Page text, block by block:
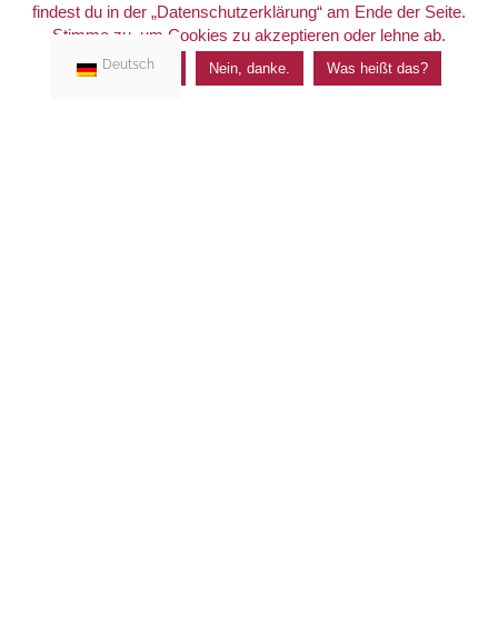
findest du in der „Datenschutzerklärung“ am Ende der Seite.
Stimme zu, um Cookies zu akzeptieren oder lehne ab.
Ich stimme zu. Nein, danke. Was heißt das?
Deutsch